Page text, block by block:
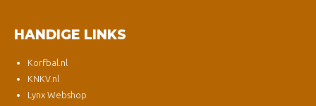
HANDIGE LINKS
Korfbal.nl
KNKV.nl
Lynx Webshop